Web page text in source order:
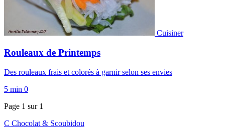
Cuisiner
Rouleaux de Printemps
Des rouleaux frais et colorés à garnir selon ses envies
5 min 0
Page 1 sur 1
C Chocolat & Scoubidou